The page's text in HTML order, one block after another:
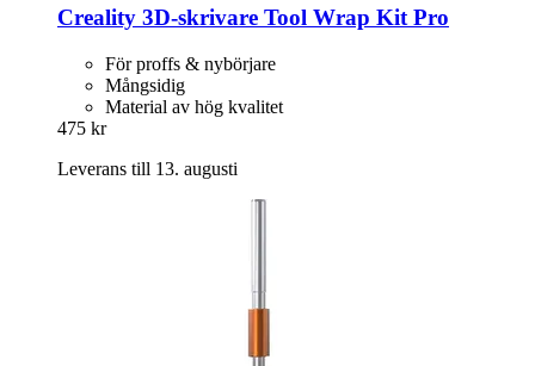
Creality 3D-​skrivare Tool Wrap Kit Pro
För proffs & nybörjare
Mångsidig
Material av hög kvalitet
475 kr
Leverans till 13. augusti